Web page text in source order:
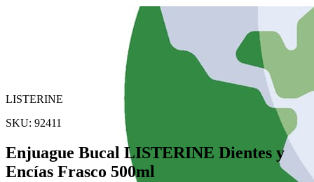
LISTERINE
SKU: 92411
Enjuague Bucal LISTERINE Dientes y
Encías Frasco 500ml